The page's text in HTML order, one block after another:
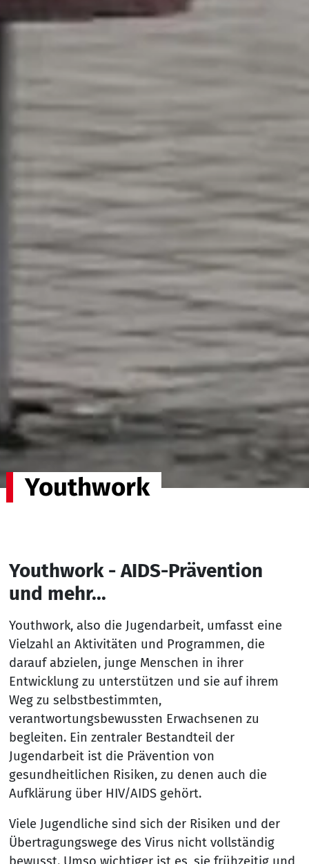
Youthwork
Youthwork - AIDS-Prävention
und mehr...
Youthwork, also die Jugendarbeit, umfasst eine
Vielzahl an Aktivitäten und Programmen, die
darauf abzielen, junge Menschen in ihrer
Entwicklung zu unterstützen und sie auf ihrem
Weg zu selbstbestimmten,
verantwortungsbewussten Erwachsenen zu
begleiten. Ein zentraler Bestandteil der
Jugendarbeit ist die Prävention von
gesundheitlichen Risiken, zu denen auch die
Aufklärung über HIV/AIDS gehört.
Viele Jugendliche sind sich der Risiken und der
Übertragungswege des Virus nicht vollständig